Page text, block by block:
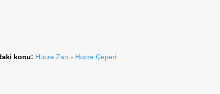
konu: Hücre Zarı - Hücre Çeperi